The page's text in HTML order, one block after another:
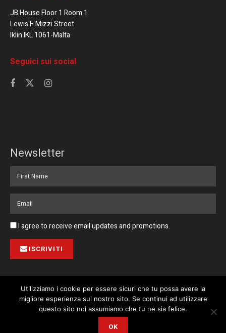
JB House Floor 1 Room 1
Lewis F. Mizzi Street
Iklin IKL 1061-Malta
Seguici sui social
Newsletter
I agree to receive email updates and promotions.
ISCRIVITI
Pubblicità Collabora con noi Contatto Privacy Policy
© 2023 Corriere di Malta / Fortissimo Ltd
This website uses cookies. By continuing to use this website you are
Utilizziamo i cookie per essere sicuri che tu possa avere la
migliore esperienza sul nostro sito. Se continui ad utilizzare
questo sito noi assumiamo che tu ne sia felice.
OK